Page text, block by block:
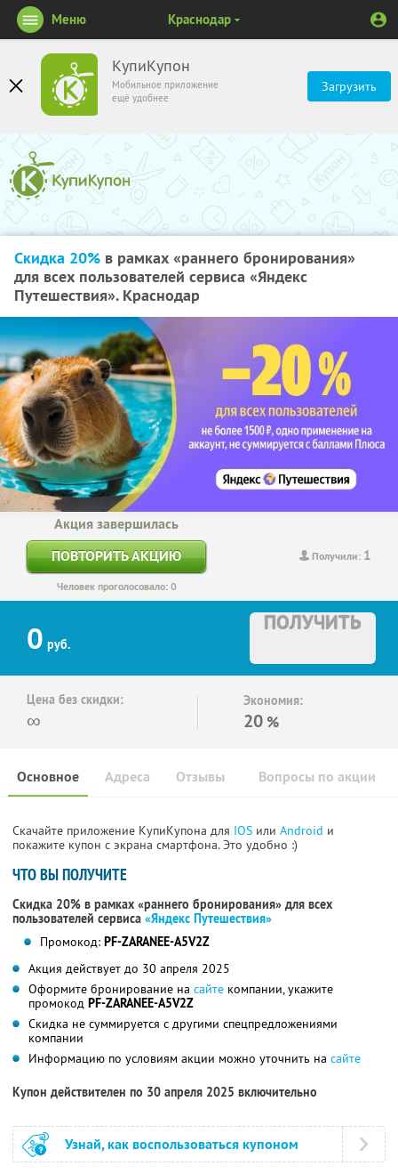
КупиКупон
Мобильное приложение
ещё удобнее
Загрузить
Меню Краснодар
Скидка 20% в рамках «раннего бронирования»
для всех пользователей сервиса «Яндекс
Путешествия». Краснодар
Получили: 1
Акция завершилась
ПОВТОРИТЬ АКЦИЮ
Человек проголосовало: 0
0 руб.
ПОЛУЧИТЬ
Цена без скидки:
∞
Экономия:
20 %
Основное Отзывы Вопросы по акции
Адреса
Скачайте приложение КупиКупона для IOS или Android и
покажите купон с экрана смартфона. Это удобно :)
ЧТО ВЫ ПОЛУЧИТЕ
Скидка 20% в рамках «раннего бронирования» для всех
пользователей сервиса «Яндекс Путешествия»
Промокод: PF-ZARANEE-A5V2Z
Акция действует до 30 апреля 2025
Оформите бронирование на сайте компании, укажите
промокод PF-ZARANEE-A5V2Z
Скидка не суммируется с другими спецпредложениями
компании
Информацию по условиям акции можно уточнить на сайте
Купон действителен по 30 апреля 2025 включительно
Узнай, как воспользоваться купоном